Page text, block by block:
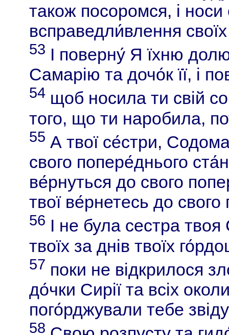
також посоромся, і носи
всправедли́влення
53 І поверну́ Я їхню
Самарію та дочо́к її, і
54 щоб носила ти свій
того, що ти наробила,
55 А твої се́стри,
свого попере́днього
ве́рнуться до свого
твої ве́рнетесь до
56 І не була сестра
твоїх за днів твоїх
57 поки не відкрилося
до́чки Сирії та всіх
пого́рджували тебе
58